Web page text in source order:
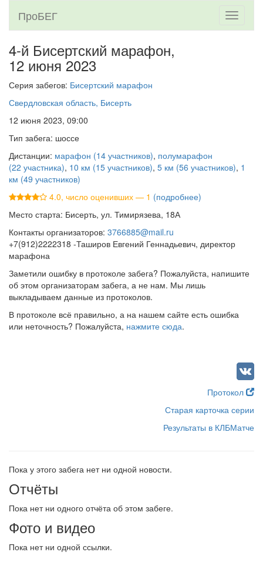
Toggle
ПроБЕГ
4-й Бисертский марафон,
12 июня 2023
Серия забегов: Бисертский марафон
Свердловская область, Бисерть
12 июня 2023, 09:00
Тип забега: шоссе
Дистанции: марафон (14 участников), полумарафон
(22 участника), 10 км (15 участников), 5 км (56 участников), 1
км (49 участников)
4.0, число оценивших — 1 (подробнее)
Место старта: Бисерть, ул. Тимирязева, 18А
Контакты организаторов: 3766885@mail.ru
+7(912)2222318 -Таширов Евгений Геннадьевич, директор
марафона
Заметили ошибку в протоколе забега? Пожалуйста, напишите
об этом организаторам забега, а не нам. Мы лишь
выкладываем данные из протоколов.
В протоколе всё правильно, а на нашем сайте есть ошибка
или неточность? Пожалуйста, нажмите сюда.
Протокол
Старая карточка серии
Результаты в КЛБМатче
Пока у этого забега нет ни одной новости.
Отчёты
Пока нет ни одного отчёта об этом забеге.
Фото и видео
Пока нет ни одной ссылки.